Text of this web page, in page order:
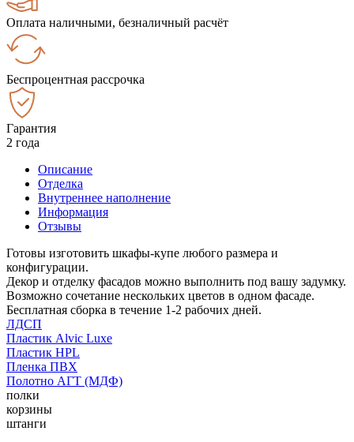
Оплата наличными, безналичный расчёт
Беспроцентная рассрочка
Гарантия
2 года
Описание
Отделка
Внутреннее наполнение
Информация
Отзывы
Готовы изготовить шкафы-купе любого размера и
конфигурации.
Декор и отделку фасадов можно выполнить под вашу задумку.
Возможно сочетание нескольких цветов в одном фасаде.
Бесплатная сборка в течение 1-2 рабочих дней.
ЛДСП
Пластик Alvic Luxe
Пластик HPL
Пленка ПВХ
Полотно АГТ (МДФ)
полки
корзины
штанги